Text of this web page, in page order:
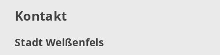
Kontakt
Stadt Weißenfels